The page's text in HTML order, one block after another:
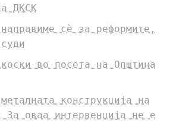
ДКСК
сè за реформите,
во посета на Општина
конструкција на
За оваа интервенција не е